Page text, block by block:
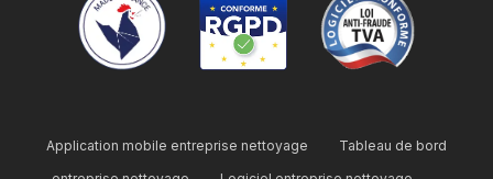
Application mobile entreprise nettoyage
Tableau de bord